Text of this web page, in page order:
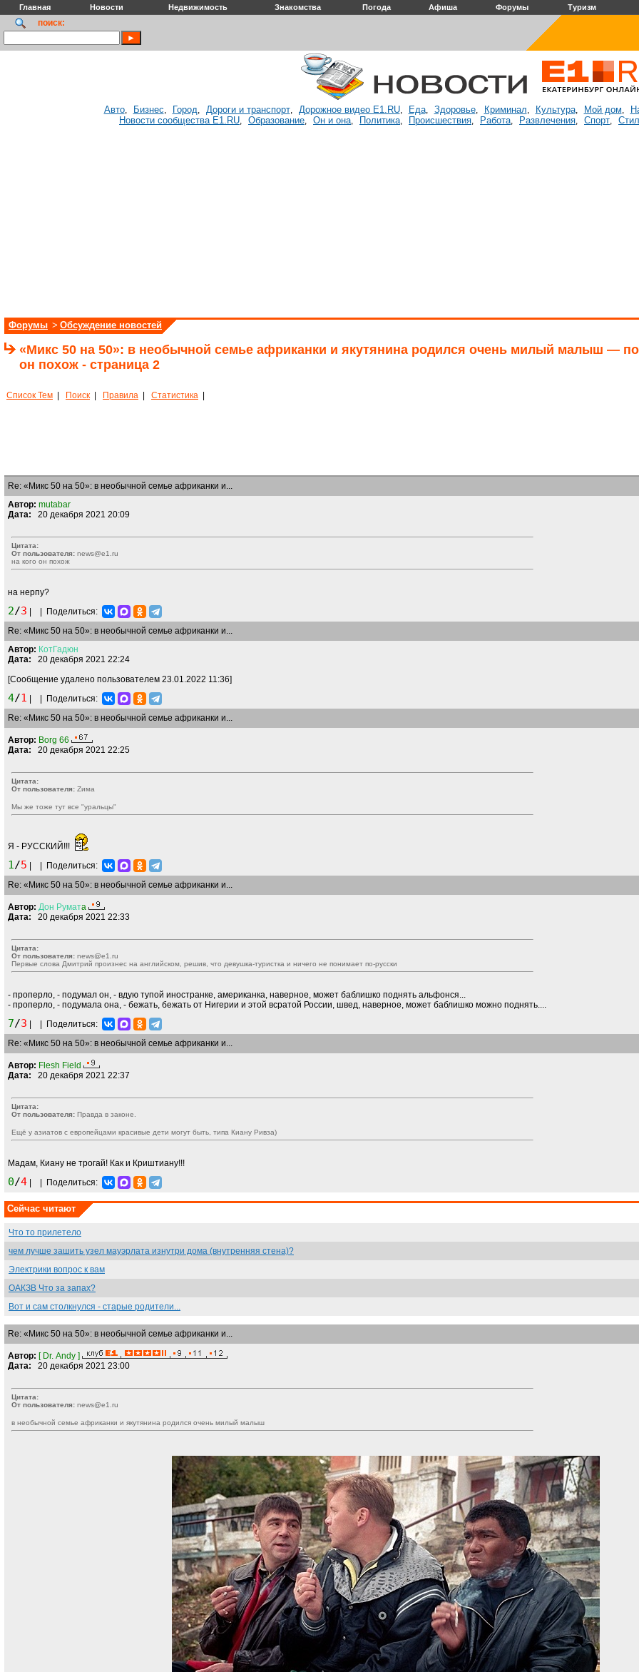
Главная Новости Недвижимость Знакомства Погода Афиша Форумы Туризм
поиск:
Авто, Бизнес, Город, Дороги и транспорт, Дорожное видео E1.RU, Еда, Здоровье, Криминал, Культура, Мой дом,
Новости сообщества E1.RU, Образование, Он и она, Политика, Происшествия, Работа, Развлечения, Спорт,
Форумы > Обсуждение новостей
«Микс 50 на 50»: в необычной семье африканки и якутянина родился очень милый малыш —
он похож - страница 2
Список Тем Поиск Правила Статистика
Re: «Микс 50 на 50»: в необычной семье африканки и...
Автор: mutabar
Дата: 20 декабря 2021 20:09
Цитата:
От пользователя: news@e1.ru
на кого он похож
на нерпу?
2/3
Поделиться:
Re: «Микс 50 на 50»: в необычной семье африканки и...
Автор: КотГадюн
Дата: 20 декабря 2021 22:24
[Сообщение удалено пользователем 23.01.2022 11:36]
4/1
Поделиться:
Re: «Микс 50 на 50»: в необычной семье африканки и...
Автор: Borg 66
Дата: 20 декабря 2021 22:25
Цитата:
От пользователя: Zима
Мы же тоже тут все "уральцы"
Я - РУССКИЙ!!!
1/5
Поделиться:
Re: «Микс 50 на 50»: в необычной семье африканки и...
Автор: Дон Руматa
Дата: 20 декабря 2021 22:33
Цитата:
От пользователя: news@e1.ru
Первые слова Дмитрий произнес на английском, решив, что девушка-туристка и ничего не понимает по-русски
- проперло, - подумал он, - вдую тупой иностранке, американка, наверное, может баблишко поднять альфонся...
- проперло, - подумала она, - бежать, бежать от Нигерии и этой всратой России, швед, наверное, может баблишко можно поднять....
7/3
Поделиться:
Re: «Микс 50 на 50»: в необычной семье африканки и...
Автор: Flesh Field
Дата: 20 декабря 2021 22:37
Цитата:
От пользователя: Правда в законе.
Ещё у азиатов с европейцами красивые дети могут быть, типа Киану Ривза)
Мадам, Киану не трогай! Как и Криштиану!!!
0/4 Поделиться:
Сейчас читают
Что то прилетело
чем лучше зашить узел мауэрлата изнутри дома (внутренняя стена)?
Электрики вопрос к вам
ОАКЗВ Что за запах?
Вот и сам столкнулся - старые родители...
Re: «Микс 50 на 50»: в необычной семье африканки и...
Автор: [ Dr. Andy ]
Дата: 20 декабря 2021 23:00
Цитата:
От пользователя: news@e1.ru
в необычной семье африканки и якутянина родился очень милый малыш